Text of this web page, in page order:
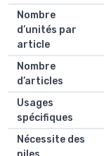
Nombre
d’unités par
article
Nombre
d’articles
Usages
spécifiques
Nécessite des